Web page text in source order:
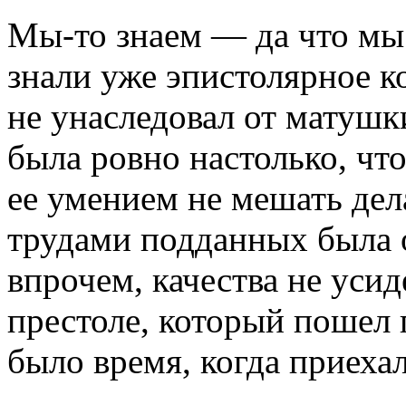
Мы-то знаем — да что
знали уже эпистолярное
не унаследовал от
была ровно настолько,
ее умением не мешать
трудами подданных была
впрочем, качества не
престоле, который
было время, когда